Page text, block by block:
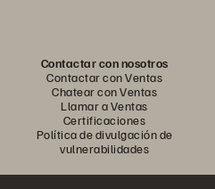
Contactar con nosotros
Contactar con Ventas
Chatear con Ventas
Llamar a Ventas
Certificaciones
Política de divulgación de
vulnerabilidades